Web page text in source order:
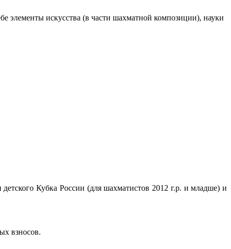
элементы искусства (в части шахматной композиции), науки
Кубка России (для шахматистов 2012 г.р. и младше) и
взносов.